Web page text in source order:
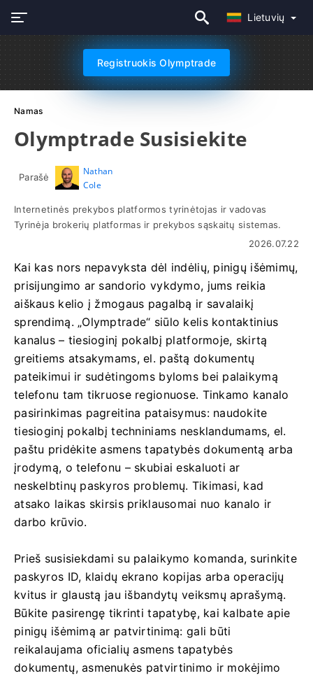
Lietuvių
Registruokis Olymptrade
Namas
Olymptrade Susisiekite
Parašė
Nathan
Cole
Internetinės prekybos platformos tyrinėtojas ir vadovas
Tyrinėja brokerių platformas ir prekybos sąskaitų sistemas.
2026.07.22
Kai kas nors nepavyksta dėl indėlių, pinigų išėmimų,
prisijungimo ar sandorio vykdymo, jums reikia
aiškaus kelio į žmogaus pagalbą ir savalaikį
sprendimą. „Olymptrade“ siūlo kelis kontaktinius
kanalus – tiesioginį pokalbį platformoje, skirtą
greitiems atsakymams, el. paštą dokumentų
pateikimui ir sudėtingoms byloms bei palaikymą
telefonu tam tikruose regionuose. Tinkamo kanalo
pasirinkimas pagreitina pataisymus: naudokite
tiesioginį pokalbį techniniams nesklandumams, el.
paštu pridėkite asmens tapatybės dokumentą arba
įrodymą, o telefonu – skubiai eskaluoti ar
neskelbtinų paskyros problemų. Tikimasi, kad
atsako laikas skirsis priklausomai nuo kanalo ir
darbo krūvio.
Prieš susisiekdami su palaikymo komanda, surinkite
paskyros ID, klaidų ekrano kopijas arba operacijų
kvitus ir glaustą jau išbandytų veiksmų aprašymą.
Būkite pasirengę tikrinti tapatybę, kai kalbate apie
pinigų išėmimą ar patvirtinimą: gali būti
reikalaujama oficialių asmens tapatybės
dokumentų, asmenukės patvirtinimo ir mokėjimo